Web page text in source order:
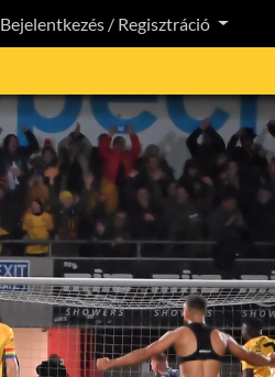
Bejelentkezés / Regisztráció